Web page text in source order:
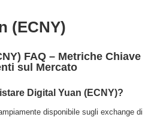
(ECNY)
FAQ – Metriche Chiave
sul Mercato
Digital Yuan (ECNY)?
disponibile sugli exchange di